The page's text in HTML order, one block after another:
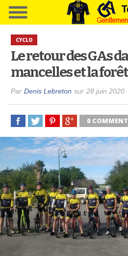
CYCLO
Le retour des GAs
mancelles et la forêt
Par Denis Lebreton sur 28 juin 2020
0